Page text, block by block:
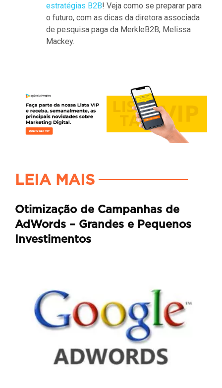
estratégias B2B! Veja como se preparar para
o futuro, com as dicas da diretora associada
de pesquisa paga da MerkleB2B, Melissa
Mackey.
LEIA MAIS
Otimização de Campanhas de
AdWords – Grandes e Pequenos
Investimentos